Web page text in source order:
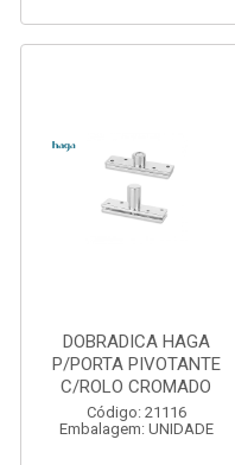
DOBRADICA HAGA
P/PORTA PIVOTANTE
C/ROLO CROMADO
Código: 21116
Embalagem: UNIDADE